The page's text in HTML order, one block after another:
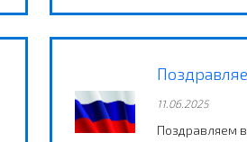
11.06.2025
Поздравляем